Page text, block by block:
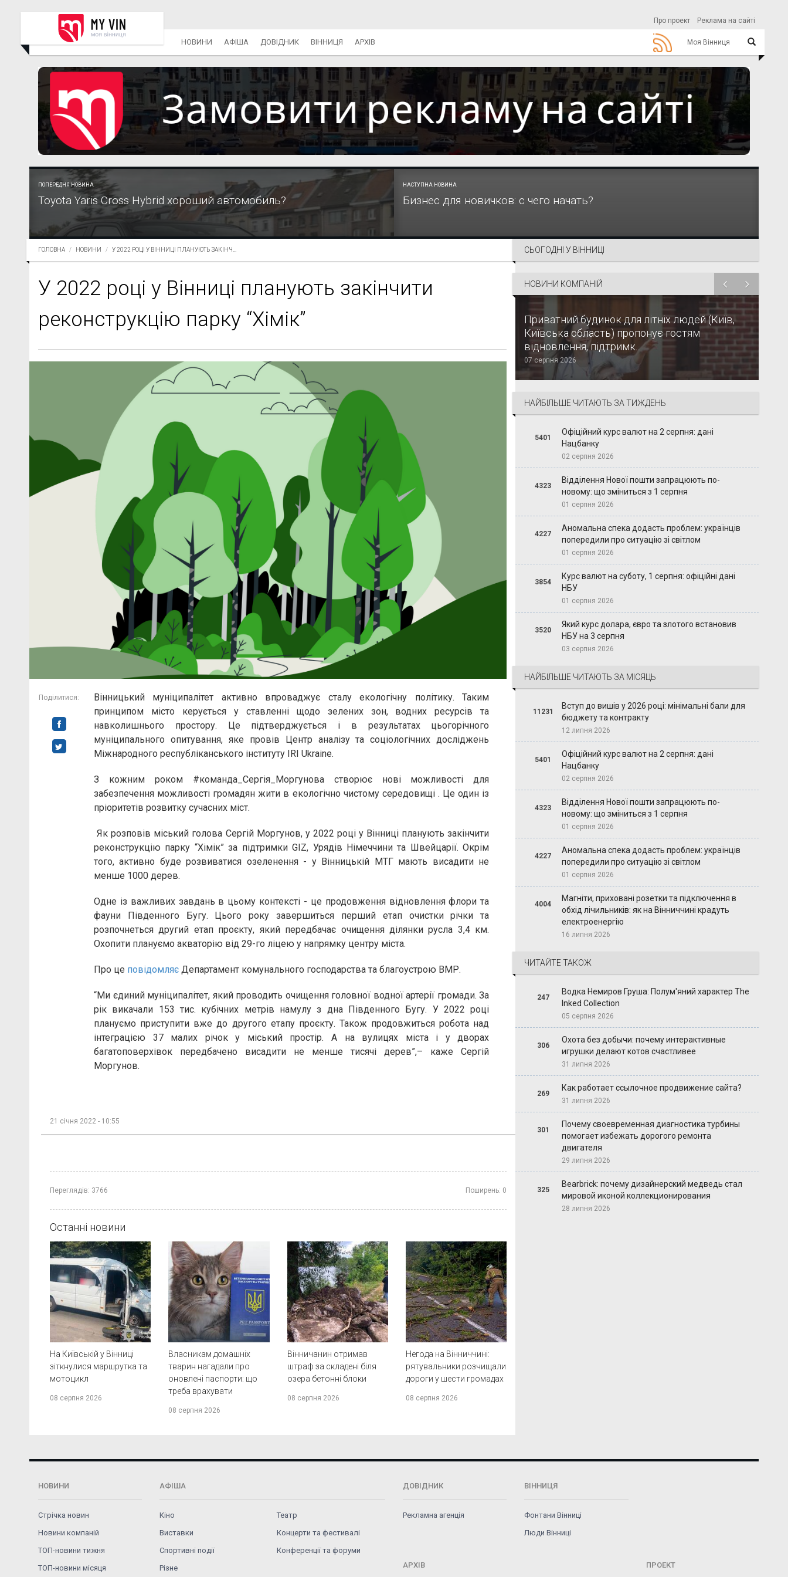
Про проект Реклама на сайті
Моя Вінниця
НОВИНИ АФІША ДОВІДНИК ВІННИЦЯ АРХІВ
ПОПЕРЕДНЯ НОВИНА
Toyota Yaris Cross Hybrid хороший автомобиль?
НАСТУПНА НОВИНА
Бизнес для новичков: с чего начать?
ГОЛОВНА НОВИНИ У 2022 РОЦІ У ВІННИЦІ ПЛАНУЮТЬ ЗАКІНЧ...
У 2022 році у Вінниці планують закінчити
реконструкцію парку “Хімік”
Поділитися:
Вінницький муніципалітет активно впроваджує сталу екологічну політику. Таким
принципом місто керується у ставленні щодо зелених зон, водних ресурсів та
навколишнього простору. Це підтверджується і в результатах цьогорічного
муніципального опитування, яке провів Центр аналізу та соціологічних досліджень
Міжнародного республіканського інституту IRI Ukraine.
З кожним роком #команда_Сергія_Моргунова створює нові можливості для
забезпечення можливості громадян жити в екологічно чистому середовищі . Це один із
пріоритетів розвитку сучасних міст.
Як розповів міський голова Сергій Моргунов, у 2022 році у Вінниці планують закінчити
реконструкцію парку “Хімік” за підтримки GIZ, Урядів Німеччини та Швейцарії. Окрім
того, активно буде розвиватися озеленення - у Вінницькій МТГ мають висадити не
менше 1000 дерев.
Одне із важливих завдань в цьому контексті - це продовження відновлення флори та
фауни Південного Бугу. Цього року завершиться перший етап очистки річки та
розпочнеться другий етап проєкту, який передбачає очищення ділянки русла 3,4 км.
Охопити плануємо акваторію від 29-го ліцею у напрямку центру міста.
Про це повідомляє Департамент комунального господарства та благоустрою ВМР.
“Ми єдиний муніципалітет, який проводить очищення головної водної артерії громади. За
рік викачали 153 тис. кубічних метрів намулу з дна Південного Бугу. У 2022 році
плануємо приступити вже до другого етапу проєкту. Також продовжиться робота над
інтеграцією 37 малих річок у міський простір. А на вулицях міста і у дворах
багатоповерхівок передбачено висадити не менше тисячі дерев”,– каже Сергій
Моргунов.
21 січня 2022 - 10:55
Переглядів: 3766 Поширень: 0
Останні новини
На Київській у Вінниці
зіткнулися маршрутка та
мотоцикл
08 серпня 2026
Власникам домашніх
тварин нагадали про
оновлені паспорти: що
треба врахувати
08 серпня 2026
Вінничанин отримав
штраф за складені біля
озера бетонні блоки
08 серпня 2026
Негода на Вінниччині:
рятувальники розчищали
дороги у шести громадах
08 серпня 2026
СЬОГОДНІ У ВІННИЦІ
НОВИНИ КОМПАНІЙ
Приватний будинок для літніх людей (Київ,
Київська область) пропонує гостям
відновлення, підтримк...
07 серпня 2026
НАЙБІЛЬШЕ ЧИТАЮТЬ ЗА ТИЖДЕНЬ
5401
Офіційний курс валют на 2 серпня: дані
Нацбанку
02 серпня 2026
4323
Відділення Нової пошти запрацюють по-
новому: що зміниться з 1 серпня
01 серпня 2026
4227
Аномальна спека додасть проблем: українців
попередили про ситуацію зі світлом
01 серпня 2026
3854
Курс валют на суботу, 1 серпня: офіційні дані
НБУ
01 серпня 2026
3520
Який курс долара, євро та злотого встановив
НБУ на 3 серпня
03 серпня 2026
НАЙБІЛЬШЕ ЧИТАЮТЬ ЗА МІСЯЦЬ
11231
Вступ до вишів у 2026 році: мінімальні бали для
бюджету та контракту
12 липня 2026
5401
Офіційний курс валют на 2 серпня: дані
Нацбанку
02 серпня 2026
4323
Відділення Нової пошти запрацюють по-
новому: що зміниться з 1 серпня
01 серпня 2026
4227
Аномальна спека додасть проблем: українців
попередили про ситуацію зі світлом
01 серпня 2026
4004
Магніти, приховані розетки та підключення в
обхід лічильників: як на Вінниччині крадуть
електроенергію
16 липня 2026
ЧИТАЙТЕ ТАКОЖ
247
Водка Немиров Груша: Полум'яний характер The
Inked Collection
05 серпня 2026
306
Охота без добычи: почему интерактивные
игрушки делают котов счастливее
31 липня 2026
269
Как работает ссылочное продвижение сайта?
31 липня 2026
301
Почему своевременная диагностика турбины
помогает избежать дорогого ремонта
двигателя
29 липня 2026
325
Bearbrick: почему дизайнерский медведь стал
мировой иконой коллекционирования
28 липня 2026
НОВИНИ
Стрічка новин
Новини компаній
ТОП-новини тижня
ТОП-новини місяця
АФІША
Кіно
Театр
Виставки
Концерти та фестивалі
Спортивні події
Конференції та форуми
Різне
ДОВІДНИК
Рекламна агенція
ВІННИЦЯ
Фонтани Вінниці
Люди Вінниці
АРХІВ ПРОЕКТ